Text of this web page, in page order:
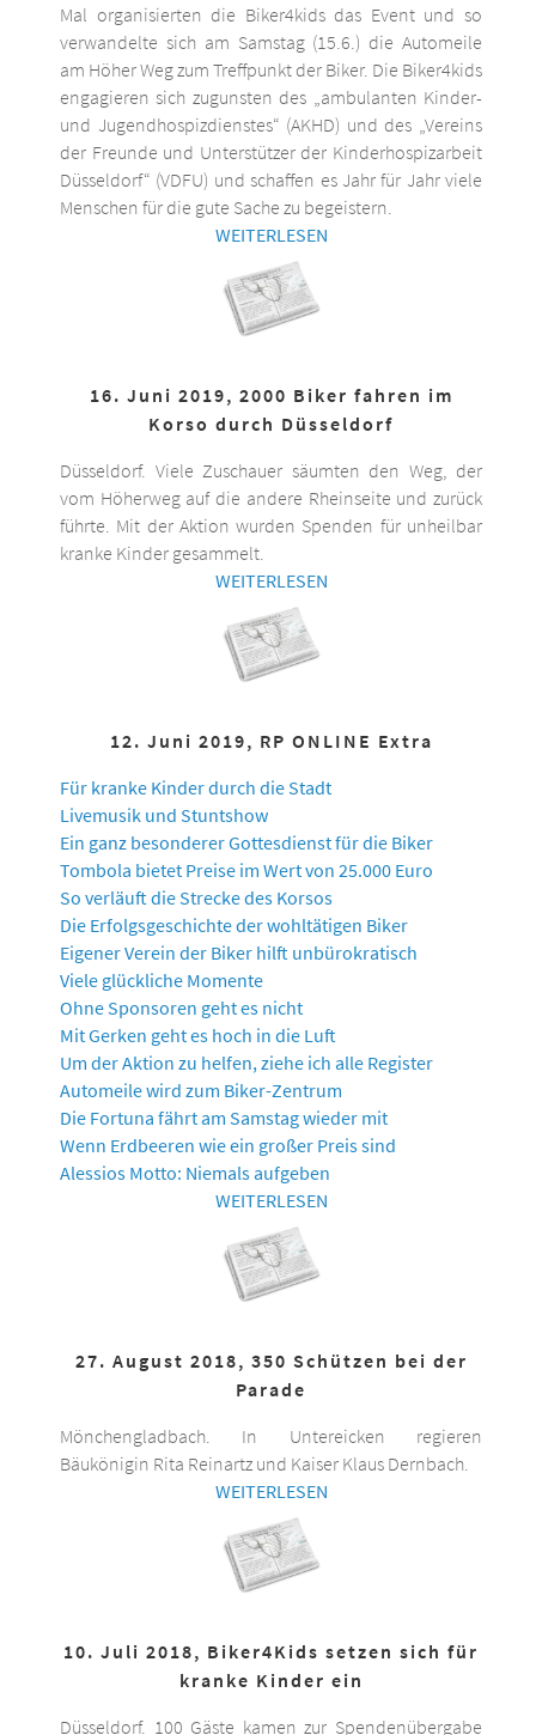
Mal organisierten die Biker4kids das Event und so
verwandelte sich am Samstag (15.6.) die Automeile
am Höher Weg zum Treffpunkt der Biker. Die Biker4kids
engagieren sich zugunsten des „ambulanten Kinder-
und Jugendhospizdienstes“ (AKHD) und des „Vereins
der Freunde und Unterstützer der Kinderhospizarbeit
Düsseldorf“ (VDFU) und schaffen es Jahr für Jahr viele
Menschen für die gute Sache zu begeistern.
WEITERLESEN
16. Juni 2019, 2000 Biker fahren im
Korso durch Düsseldorf
Düsseldorf. Viele Zuschauer säumten den Weg, der
vom Höherweg auf die andere Rheinseite und zurück
führte. Mit der Aktion wurden Spenden für unheilbar
kranke Kinder gesammelt.
WEITERLESEN
12. Juni 2019, RP ONLINE Extra
Für kranke Kinder durch die Stadt
Livemusik und Stuntshow
Ein ganz besonderer Gottesdienst für die Biker
Tombola bietet Preise im Wert von 25.000 Euro
So verläuft die Strecke des Korsos
Die Erfolgsgeschichte der wohltätigen Biker
Eigener Verein der Biker hilft unbürokratisch
Viele glückliche Momente
Ohne Sponsoren geht es nicht
Mit Gerken geht es hoch in die Luft
Um der Aktion zu helfen, ziehe ich alle Register
Automeile wird zum Biker-Zentrum
Die Fortuna fährt am Samstag wieder mit
Wenn Erdbeeren wie ein großer Preis sind
Alessios Motto: Niemals aufgeben
WEITERLESEN
27. August 2018, 350 Schützen bei der
Parade
Mönchengladbach. In Untereicken regieren
Bäukönigin Rita Reinartz und Kaiser Klaus Dernbach.
WEITERLESEN
10. Juli 2018, Biker4Kids setzen sich für
kranke Kinder ein
Düsseldorf. 100 Gäste kamen zur Spendenübergabe